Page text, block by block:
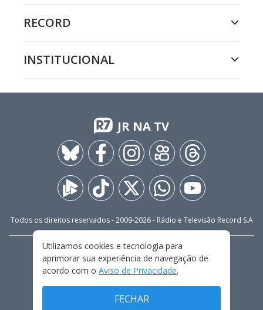
RECORD
INSTITUCIONAL
JR NA TV
Todos os direitos reservados - 2009-2026- Rádio e Televisão Record S.A
FALE CONOSCO
PRIVACIDADE
TERMOS E CONDIÇÕES DE USO
Utilizamos cookies e tecnologia para
aprimorar sua experiência de navegação de
acordo com o Aviso de Privacidade.
FECHAR